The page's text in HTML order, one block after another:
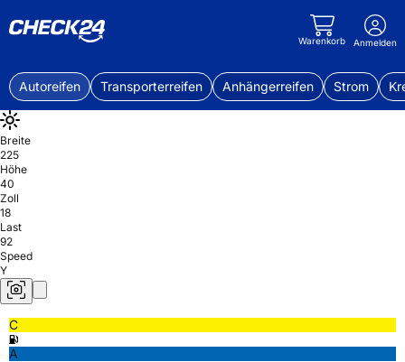
Warenkorb Anmelden
Autoreifen Transporterreifen Anhängerreifen Strom
Breite
225
Höhe
40
Zoll
18
Last
92
Speed
Y
C
A